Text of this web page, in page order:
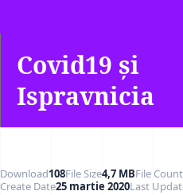
Covid19 și
Ispravnicia
Download108File Size4,7 MBFile Count
Create Date25 martie 2020Last